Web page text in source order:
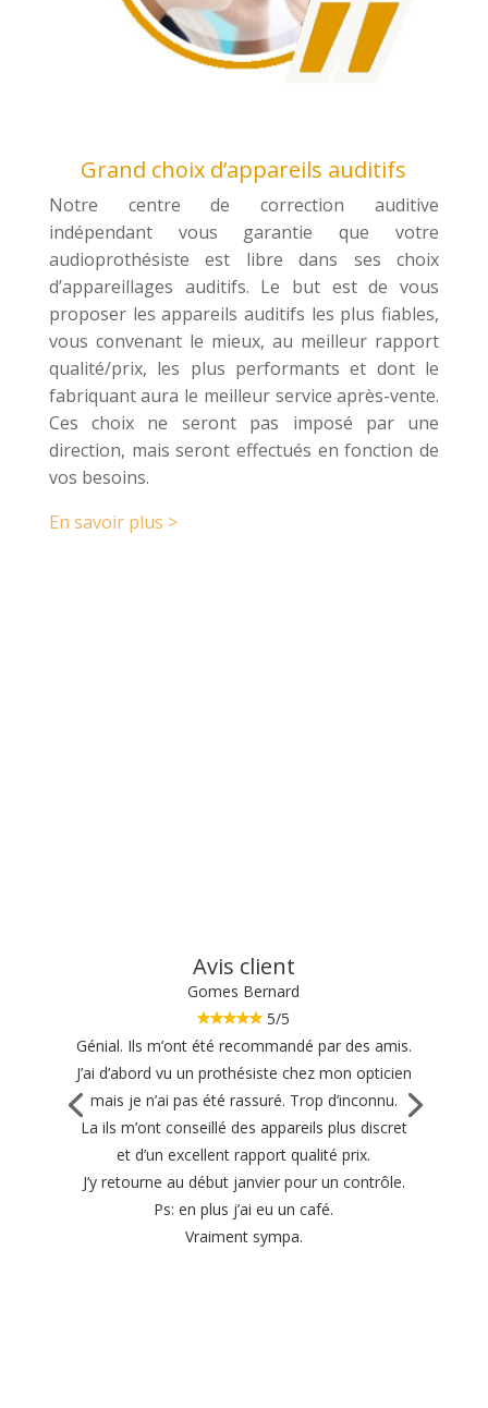
Grand choix d’appareils auditifs
Notre centre de correction auditive
indépendant vous garantie que votre
audioprothésiste est libre dans ses choix
d’appareillages auditifs. Le but est de vous
proposer les appareils auditifs les plus fiables,
vous convenant le mieux, au meilleur rapport
qualité/prix, les plus performants et dont le
fabriquant aura le meilleur service après-vente.
Ces choix ne seront pas imposé par une
direction, mais seront effectués en fonction de
vos besoins.
En savoir plus >
Avis client
Gomes Bernard
5/5
Génial. Ils m’ont été recommandé par des amis.
J’ai d’abord vu un prothésiste chez mon opticien
mais je n’ai pas été rassuré. Trop d’inconnu.
La ils m’ont conseillé des appareils plus discret
et d’un excellent rapport qualité prix.
J’y retourne au début janvier pour un contrôle.
Ps: en plus j’ai eu un café.
Vraiment sympa.